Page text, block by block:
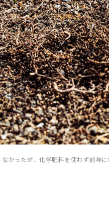
かったが、化学肥料を使わず前年